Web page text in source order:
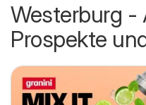
Westerburg -
Prospekte